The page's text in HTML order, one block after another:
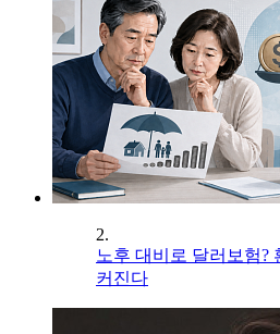
2.
노후 대비로 달러보험?
커진다